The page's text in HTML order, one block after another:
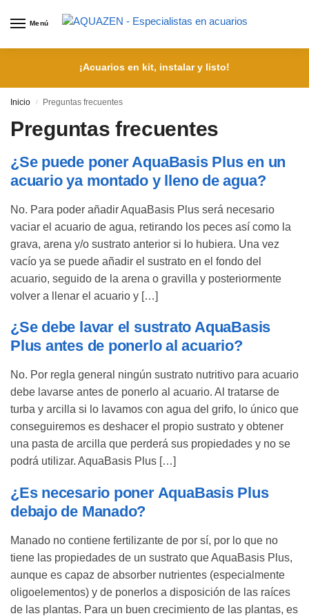
Menú
¡Acuarios en kit, instalar y listo!
Inicio / Preguntas frecuentes
Preguntas frecuentes
¿Se puede poner AquaBasis Plus en un
acuario ya montado y lleno de agua?
No. Para poder añadir AquaBasis Plus será necesario
vaciar el acuario de agua, retirando los peces así como la
grava, arena y/o sustrato anterior si lo hubiera. Una vez
vacío ya se puede añadir el sustrato en el fondo del
acuario, seguido de la arena o gravilla y posteriormente
volver a llenar el acuario y […]
¿Se debe lavar el sustrato AquaBasis
Plus antes de ponerlo al acuario?
No. Por regla general ningún sustrato nutritivo para acuario
debe lavarse antes de ponerlo al acuario. Al tratarse de
turba y arcilla si lo lavamos con agua del grifo, lo único que
conseguiremos es deshacer el propio sustrato y obtener
una pasta de arcilla que perderá sus propiedades y no se
podrá utilizar. AquaBasis Plus […]
¿Es necesario poner AquaBasis Plus
debajo de Manado?
Manado no contiene fertilizante de por sí, por lo que no
tiene las propiedades de un sustrato que AquaBasis Plus,
aunque es capaz de absorber nutrientes (especialmente
oligoelementos) y de ponerlos a disposición de las raíces
de las plantas. Para un buen crecimiento de las plantas, es